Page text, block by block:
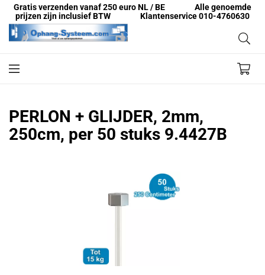
Gratis verzenden vanaf 250 euro NL / BE
Alle genoemde
prijzen zijn inclusief BTW
Klantenservice 010-4760630
PERLON + GLIJDER, 2mm,
250cm, per 50 stuks 9.4427B